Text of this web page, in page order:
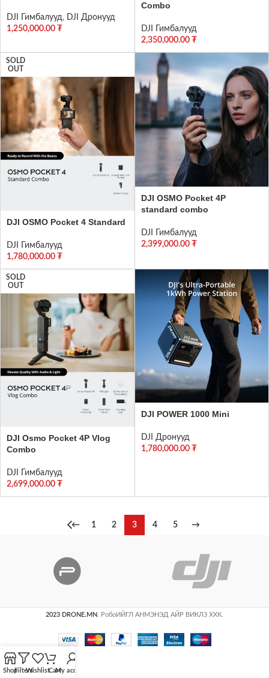
DJI Гимбалууд, DJI Дронууд
1,250,000.00 ₮
Combo
DJI Гимбалууд
2,350,000.00 ₮
SOLD
OUT
DJI OSMO Pocket 4 Standard
DJI Гимбалууд
1,780,000.00 ₮
DJI OSMO Pocket 4P
standard combo
DJI Гимбалууд
2,399,000.00 ₮
SOLD
OUT
DJI Osmo Pocket 4P Vlog
Combo
DJI Гимбалууд
2,699,000.00 ₮
DJI POWER 1000 Mini
DJI Дронууд
1,780,000.00 ₮
← 1 2 3 4 5 →
2023 DRONE.MN . РобоИЙГЛ АНМЭНЭД АЙР ВИКЛЗ ХХК.
ShopFiltersWishlistCartMy account